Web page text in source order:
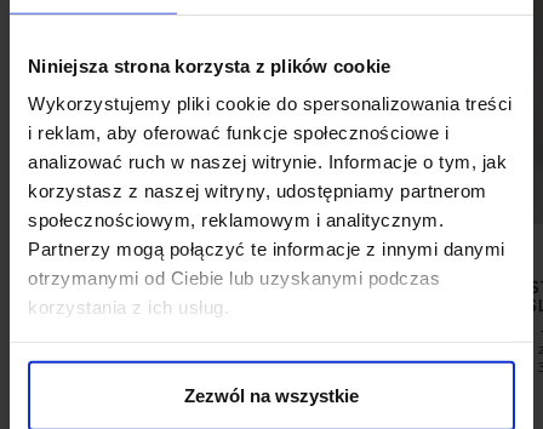
Niniejsza strona korzysta z plików cookie
Wykorzystujemy pliki cookie do spersonalizowania treści
i reklam, aby oferować funkcje społecznościowe i
analizować ruch w naszej witrynie. Informacje o tym, jak
korzystasz z naszej witryny, udostępniamy partnerom
społecznościowym, reklamowym i analitycznym.
Partnerzy mogą połączyć te informacje z innymi danymi
otrzymanymi od Ciebie lub uzyskanymi podczas
korzystania z ich usług.
Zezwól na wszystkie
KAMIZELKA DO ZESTAWU LODI
SLIM FIT GREIGE
promocją: 399,00 zł
SPODNIE DO
SZARY
Najniższa
promocją: